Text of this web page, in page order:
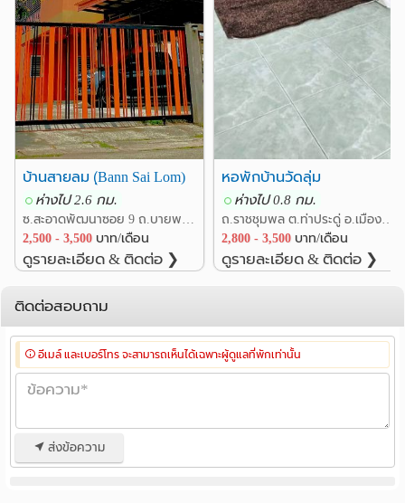
ถนนตัดใหม่ วิ่งเข้าเส้น 36 ไปมาบตาพุด ไปกรุงเทพฯ ไป
บริษัทไออาร์พีซีสะดวกรวดเร็วไม่ต้องผ่านรถติด อยู่บนเส้น
ค.2 ใกล้วงเวียนสุนทรภู่ ติดกับร้าน Seiki sushi และตรงข้าม
ร้านส้มตำปากจัด
บ้านสายลม (ฺBann Sai Lom)
ห่างไป 2.6 กม.
2,500 - 3,500 บาท/เดือน
ดูรายละเอียด & ติดต่อ ❯
หอพักบ้านวัดลุ่ม
ห่างไป 0.8 กม.
2,800 - 3,500 บาท/เดือน
ดูรายละเอียด & ติดต่อ ❯
ติดต่อสอบถาม
อีเมล์ และเบอร์โทร จะสามารถเห็นได้เฉพาะผู้ดูแลที่พักเท่านั้น
ส่งข้อความ